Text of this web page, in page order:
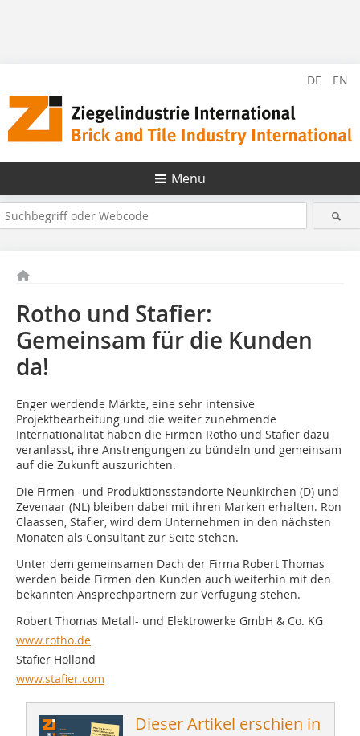
DE EN
Menü
Rotho und Stafier:
Gemeinsam für die Kunden
da!
Enger werdende Märkte, eine sehr intensive
Projektbearbeitung und die weiter zunehmende
Internationalität haben die Firmen Rotho und Stafier dazu
veranlasst, ihre Anstrengungen zu bündeln und gemeinsam
auf die Zukunft auszurichten.
Die Firmen- und Produktionsstandorte Neunkirchen (D) und
Zevenaar (NL) bleiben dabei mit ihren Marken erhalten. Ron
Claassen, Stafier, wird dem Unternehmen in den nächsten
Monaten als Consultant zur Seite stehen.
Unter dem gemeinsamen Dach der Firma Robert Thomas
werden beide Firmen den Kunden auch weiterhin mit den
bekannten Ansprechpartnern zur Verfügung stehen.
Robert Thomas Metall- und Elektrowerke GmbH & Co. KG
www.rotho.de
Stafier Holland
www.stafier.com
Dieser Artikel erschien in